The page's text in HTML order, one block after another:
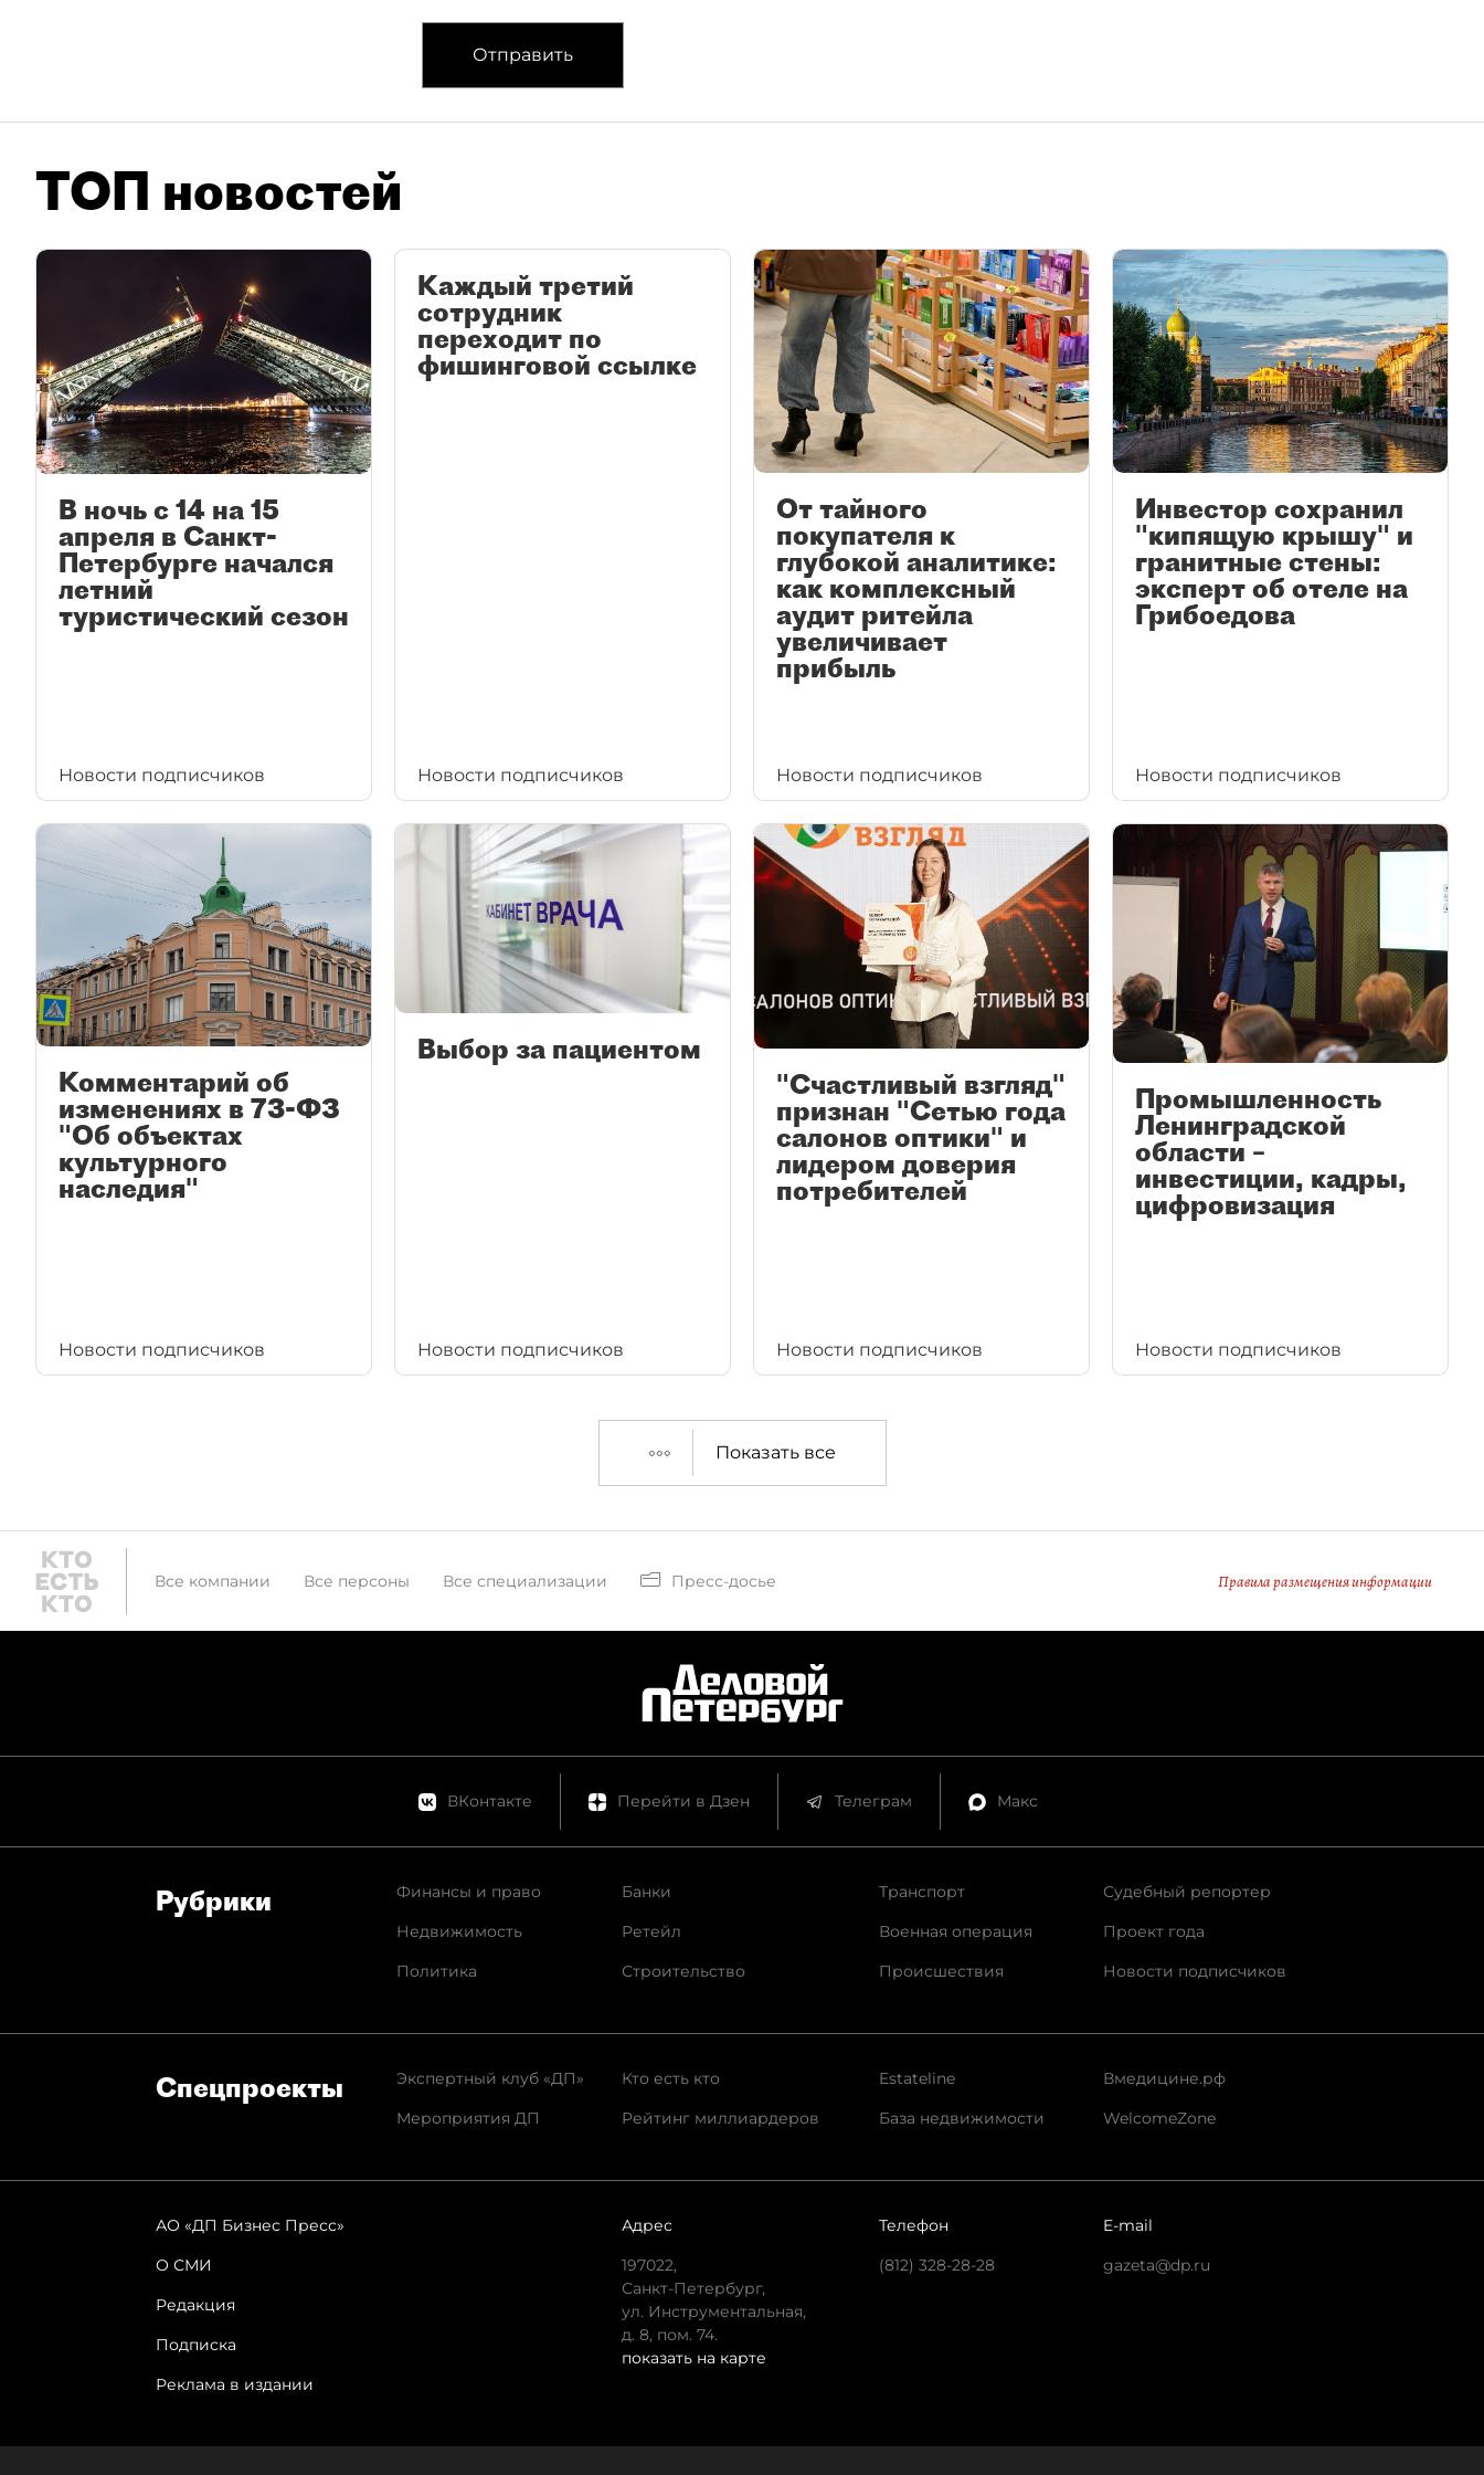
Отправить
ТОП новостей
В ночь с 14 на 15
апреля в Санкт-
Петербурге начался
летний
туристический сезон
Новости подписчиков
Каждый третий
сотрудник
переходит по
фишинговой ссылке
Новости подписчиков
От тайного
покупателя к
глубокой аналитике:
как комплексный
аудит ритейла
увеличивает
прибыль
Новости подписчиков
Инвестор сохранил
"кипящую крышу" и
гранитные стены:
эксперт об отеле на
Грибоедова
Новости подписчиков
Комментарий об
изменениях в 73-ФЗ
"Об объектах
культурного
наследия"
Новости подписчиков
Выбор за пациентом
Новости подписчиков
"Счастливый взгляд"
признан "Сетью года
салонов оптики" и
лидером доверия
потребителей
Новости подписчиков
Промышленность
Ленинградской
области –
инвестиции, кадры,
цифровизация
Новости подписчиков
Показать все
Все компании Все персоны Все специализации Пресс-досье Правила размещения информации
ВКонтакте Перейти в Дзен Телеграм Макс
Рубрики
Финансы и право
Недвижимость
Политика
Банки
Ретейл
Строительство
Транспорт
Военная операция
Происшествия
Судебный репортер
Проект года
Новости подписчиков
Спец­проекты
Экспертный клуб «ДП»
Мероприятия ДП
Кто есть кто
Рейтинг миллиардеров
Estateline
База недвижимости
Вмедицине.рф
WelcomeZone
АО «ДП Бизнес Пресс»
О СМИ
Редакция
Подписка
Реклама в издании
Адрес
197022,
Санкт-Петербург,
ул. Инструментальная,
д. 8, пом. 74.
показать на карте
Телефон
(812) 328-28-28
E-mail
gazeta@dp.ru